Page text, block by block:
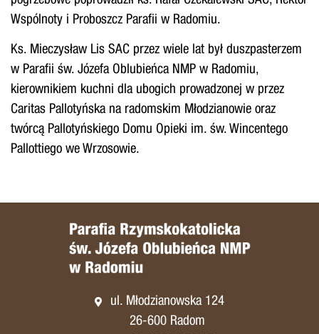
Wspólnoty i Proboszcz Parafii w Radomiu.
Ks. Mieczysław Lis SAC przez wiele lat był duszpasterzem
w Parafii św. Józefa Oblubieńca NMP w Radomiu,
kierownikiem kuchni dla ubogich prowadzonej w przez
Caritas Pallotyńska na radomskim Młodzianowie oraz
twórcą Pallotyńskiego Domu Opieki im. św. Wincentego
Pallottiego we Wrzosowie.
ul. Młodzianowska 124
26-600 Radom